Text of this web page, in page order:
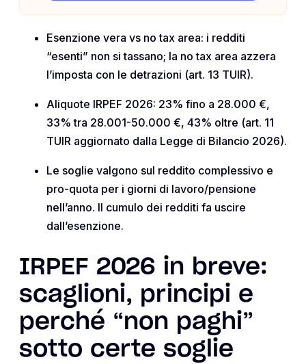
Esenzione vera vs no tax area: i redditi
“esenti” non si tassano; la no tax area azzera
l’imposta con le detrazioni (art. 13 TUIR).
Aliquote IRPEF 2026: 23% fino a 28.000 €,
33% tra 28.001-50.000 €, 43% oltre (art. 11
TUIR aggiornato dalla Legge di Bilancio 2026).
Le soglie valgono sul reddito complessivo e
pro-quota per i giorni di lavoro/pensione
nell’anno. Il cumulo dei redditi fa uscire
dall’esenzione.
IRPEF 2026 in breve:
scaglioni, principi e
perché “non paghi”
sotto certe soglie